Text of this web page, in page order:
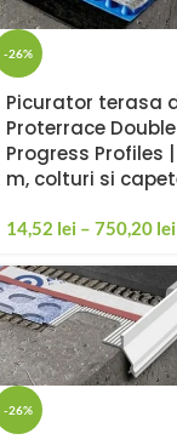
-26%
Picurator terasa
Proterrace
Progress Profiles
m, colturi si
14,52 lei – 750,20 lei
-26%